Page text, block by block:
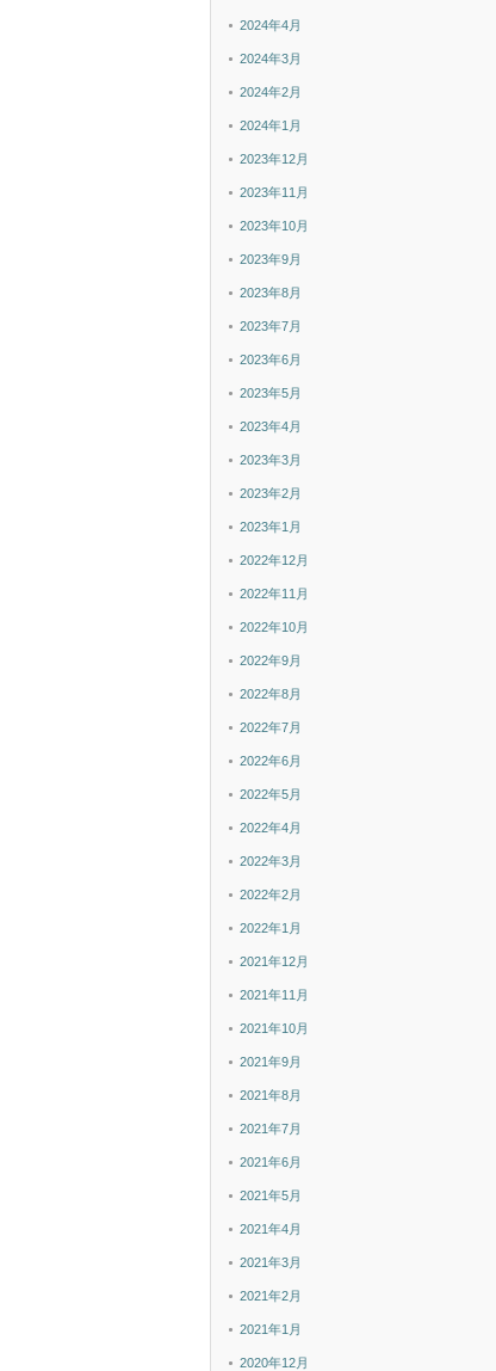
2024年4月
2024年3月
2024年2月
2024年1月
2023年12月
2023年11月
2023年10月
2023年9月
2023年8月
2023年7月
2023年6月
2023年5月
2023年4月
2023年3月
2023年2月
2023年1月
2022年12月
2022年11月
2022年10月
2022年9月
2022年8月
2022年7月
2022年6月
2022年5月
2022年4月
2022年3月
2022年2月
2022年1月
2021年12月
2021年11月
2021年10月
2021年9月
2021年8月
2021年7月
2021年6月
2021年5月
2021年4月
2021年3月
2021年2月
2021年1月
2020年12月